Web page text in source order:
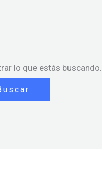
lo que estás